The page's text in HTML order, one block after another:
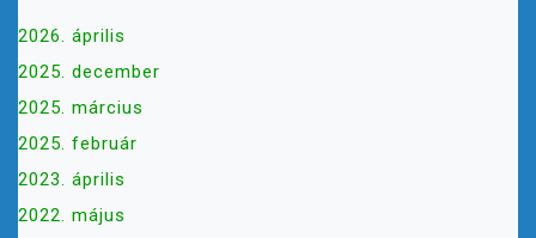
2026. április
2025. december
2025. március
2025. február
2023. április
2022. május